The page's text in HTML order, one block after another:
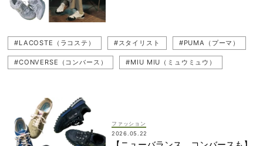
#通勤コーデ #トレンドスニーカー
#LACOSTE（ラコステ） #スタイリスト #PUMA（プーマ）
#CONVERSE（コンバース） #MIU MIU（ミュウミュウ）
#VANS（バンズ）
#スニーカー
ファッション
2026.05.22